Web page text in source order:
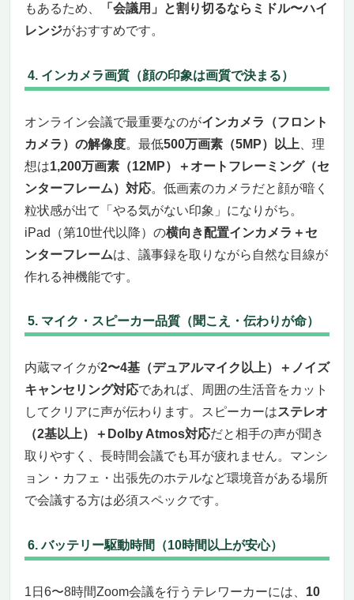
もあるため、
「会議用」と割り切るならミドル〜ハイ
レンジがおすすめです。
4. インカメラ画質（顔の印象は画質で決まる）
オンライン会議で最重要なのがインカメラ（フロント
カメラ）の解像度。最低500万画素（5MP）以上 、理
想は1,200万画素（12MP）＋オートフレーミング（セ
ンターフレーム）対応。低画素のカメラだと顔が暗く
粒状感が出て「やる気がない印象」になりがち。
iPad（第10世代以降）の横向き配置インカメラ＋セ
ンターフレームは、議事録を取りながら自然な目線が
作れる神機能です。
5. マイク・スピーカー品質（聞こえ・伝わりが命）
内蔵マイクが2〜4基（デュアルマイク以上）＋ノイズ
キャンセリング対応であれば、周囲の生活音をカット
してクリアに声が伝わります。スピーカーはステレオ
（2基以上）＋Dolby Atmos対応だと相手の声が聞き
取りやすく、長時間会議でも耳が疲れません。マンシ
ョン・カフェ・出張先のホテルなど環境音がある場所
で会議する方は必須スペックです。
6. バッテリー駆動時間（10時間以上が安心）
1日6〜8時間Zoom会議を行うテレワーカーには、 10